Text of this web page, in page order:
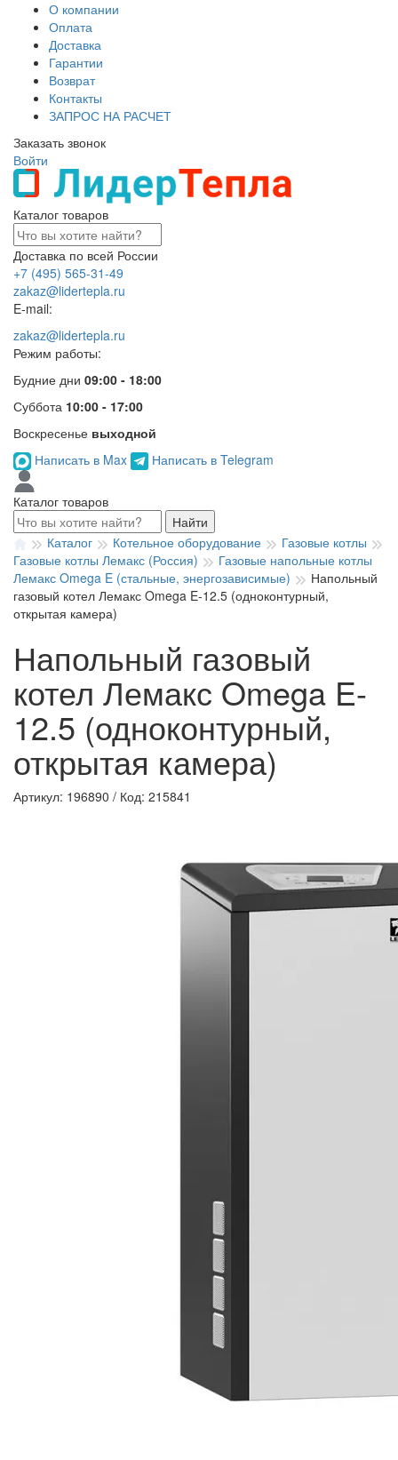
О компании
Оплата
Доставка
Гарантии
Возврат
Контакты
ЗАПРОС НА РАСЧЕТ
Заказать звонок
Войти
Каталог товаров
Доставка по всей России
+7 (495) 565-31-49
zakaz@lidertepla.ru
E-mail:
zakaz@lidertepla.ru
Режим работы:
Будние дни 09:00 - 18:00
Суббота 10:00 - 17:00
Воскресенье выходной
Написать в Max
Написать в Telegram
Каталог товаров
Найти
Каталог
Котельное оборудование
Газовые котлы
Газовые котлы Лемакс (Россия)
Газовые напольные котлы
Лемакс Omega E (стальные, энергозависимые)
Напольный
газовый котел Лемакс Omega E-12.5 (одноконтурный,
открытая камера)
Напольный газовый
котел Лемакс Omega E-
12.5 (одноконтурный,
открытая камера)
Артикул: 196890 / Код: 215841